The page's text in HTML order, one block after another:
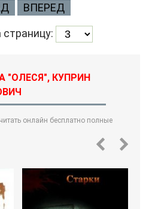
ВПЕРЕД
"ОЛЕСЯ", КУПРИН
онлайн бесплатно полные